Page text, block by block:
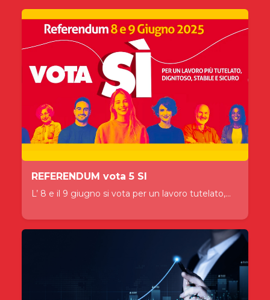
REFERENDUM vota 5 SI
L’ 8 e il 9 giugno si vota per un lavoro tutelato,...